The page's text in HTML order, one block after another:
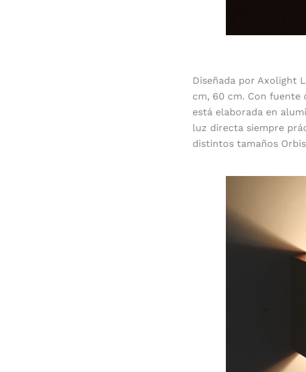
Diseñada por Axolight
cm, 60 cm. Con fuente
está elaborada en
luz directa siempre
distintos tamaños